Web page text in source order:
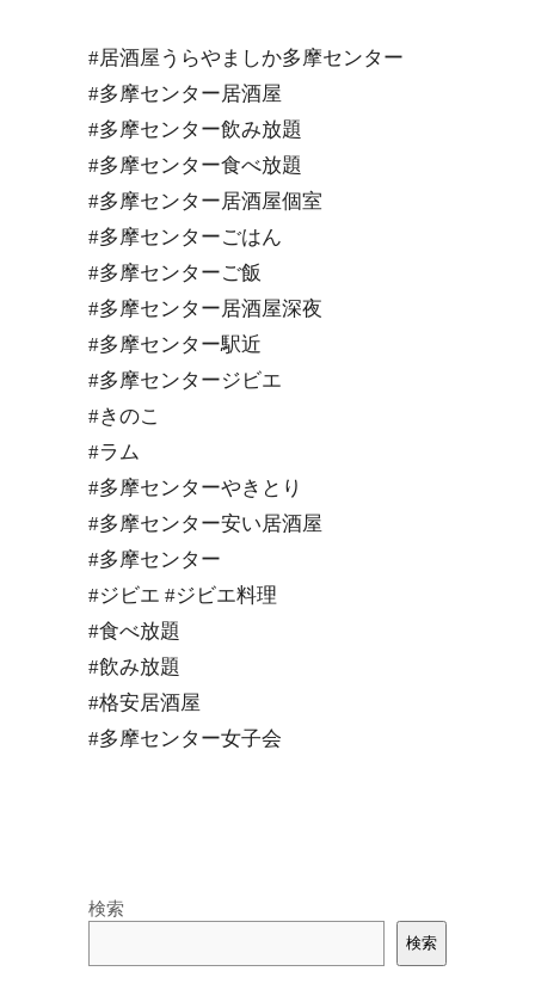
#居酒屋うらやましか多摩センター
#多摩センター居酒屋
#多摩センター飲み放題
#多摩センター食べ放題
#多摩センター居酒屋個室
#多摩センターごはん
#多摩センターご飯
#多摩センター居酒屋深夜
#多摩センター駅近
#多摩センタージビエ
#きのこ
#ラム
#多摩センターやきとり
#多摩センター安い居酒屋
#多摩センター
#ジビエ #ジビエ料理
#食べ放題
#飲み放題
#格安居酒屋
#多摩センター女子会
検索
検索